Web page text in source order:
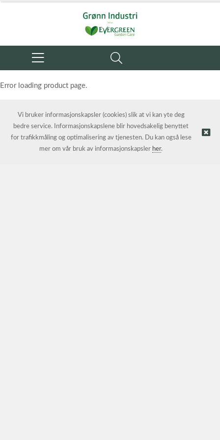
Error loading product page.
© Grønn Industri AS | Nettbutikk levert avKréatif AS
Vi bruker informasjonskapsler (cookies) slik at vi kan yte deg
bedre service. Informasjonskapslene blir hovedsakelig benyttet
for trafikkmåling og optimalisering av tjenesten. Du kan også lese
mer om vår bruk av informasjonskapsler her.